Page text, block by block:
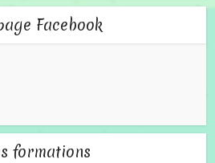
Facebook
formations